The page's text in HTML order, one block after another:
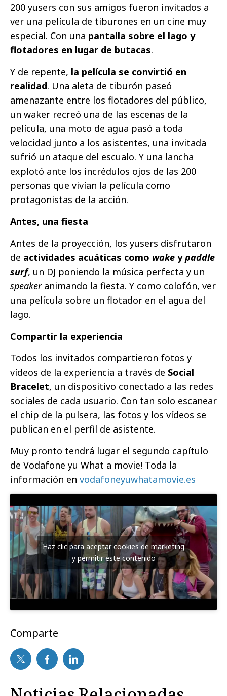
200 yusers con sus amigos fueron invitados a
ver una película de tiburones en un cine muy
especial. Con una pantalla sobre el lago y
flotadores en lugar de butacas.
Y de repente, la película se convirtió en
realidad. Una aleta de tiburón paseó
amenazante entre los flotadores del público,
un waker recreó una de las escenas de la
película, una moto de agua pasó a toda
velocidad junto a los asistentes, una invitada
sufrió un ataque del escualo. Y una lancha
explotó ante los incrédulos ojos de las 200
personas que vivían la película como
protagonistas de la acción.
Antes, una fiesta
Antes de la proyección, los yusers disfrutaron
de actividades acuáticas como wake ypaddle
surf, un DJ poniendo la música perfecta y un
speakeranimando la fiesta. Y como colofón, ver
una película sobre un flotador en el agua del
lago.
Compartir la experiencia
Todos los invitados compartieron fotos y
vídeos de la experiencia a través de Social
Bracelet, un dispositivo conectado a las redes
sociales de cada usuario. Con tan solo escanear
el chip de la pulsera, las fotos y los vídeos se
publican en el perfil de asistente.
Muy pronto tendrá lugar el segundo capítulo
de Vodafone yu What a movie! Toda la
información en vodafoneyuwhatamovie.es
Haz clic para aceptar cookies de marketing
y permitir este contenido
Comparte